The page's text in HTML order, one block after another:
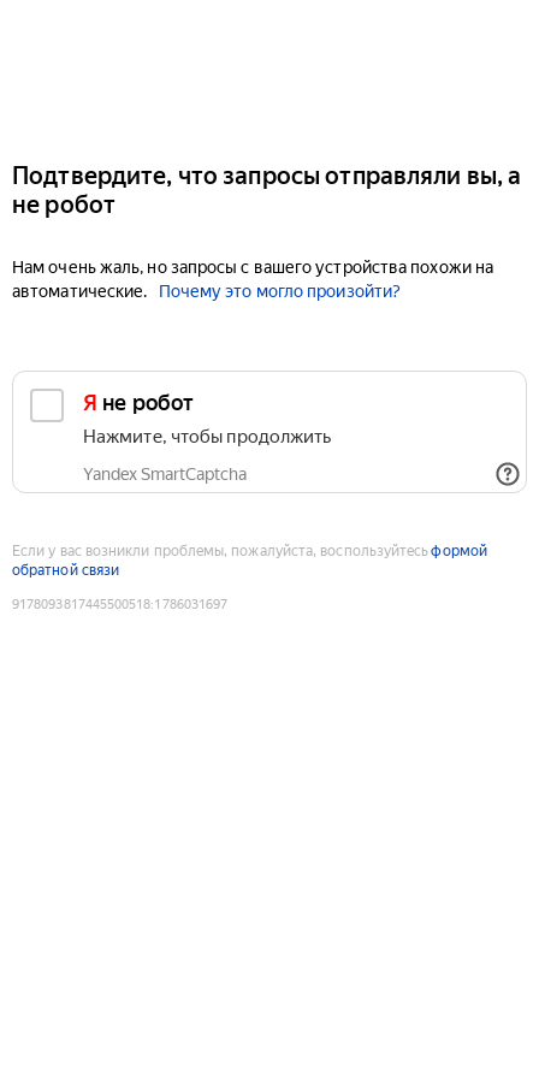
Подтвердите, что запросы отправляли вы, а
не робот
Нам очень жаль, но запросы с вашего устройства похожи на
автоматические.
Почему это могло произойти?
Я не робот
Нажмите, чтобы продолжить
Yandex SmartCaptcha
Если у вас возникли проблемы, пожалуйста, воспользуйтесьформой
обратной связи
9178093817445500518:1786031697